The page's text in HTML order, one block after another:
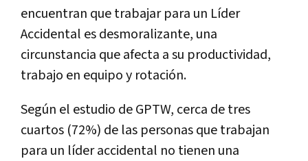
encuentran que trabajar para un Líder
Accidental es desmoralizante, una
circunstancia que afecta a su productividad,
trabajo en equipo y rotación.
Según el estudio de GPTW, cerca de tres
cuartos (72%) de las personas que trabajan
para un líder accidental no tienen una